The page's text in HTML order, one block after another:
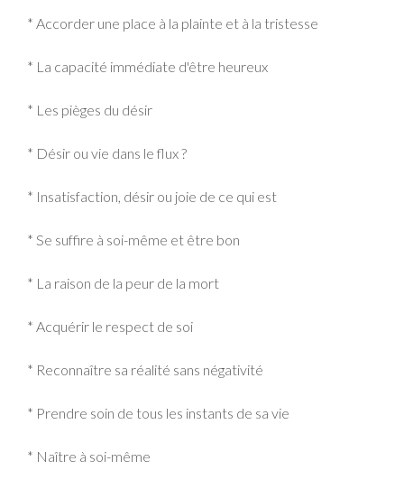
* Accorder une place à la plainte et à la tristesse
* La capacité immédiate d'être heureux
* Les pièges du désir
* Désir ou vie dans le flux ?
* Insatisfaction, désir ou joie de ce qui est
* Se suffire à soi-même et être bon
* La raison de la peur de la mort
* Acquérir le respect de soi
* Reconnaître sa réalité sans négativité
* Prendre soin de tous les instants de sa vie
* Naître à soi-même